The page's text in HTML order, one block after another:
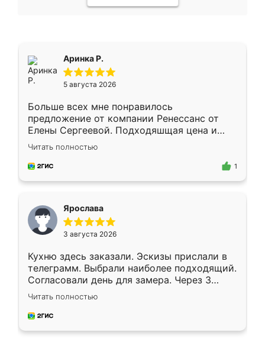
Аринка Р.
5 августа 2026
Больше всех мне понравилось
предложение от компании Ренессанс от
Елены Сергеевой. Подходяшщая цена и
короткие сроки изготовления. Приехавший
для замера сотрудник Владислав
предложил по моему эскизу самый
Читать полностью
1
Ярослава
3 августа 2026
Кухню здесь заказали. Эскизы прислали в
телеграмм. Выбрали наиболее подходящий.
Согласовали день для замера. Через 3
недели кухня была уже готова. Остались
довольны работой. Спасибо Ренессанс
мебель за качественную работу!
Читать полностью